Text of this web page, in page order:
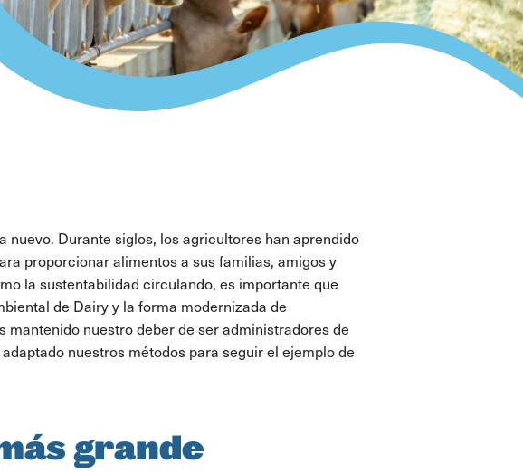
nuevo. Durante siglos, los agricultores han aprendido
proporcionar alimentos a sus familias, amigos y
la sustentabilidad circulando, es importante que
de Dairy y la forma modernizada de
nuestro deber de ser administradores de
nuestros métodos para seguir el ejemplo de
grande